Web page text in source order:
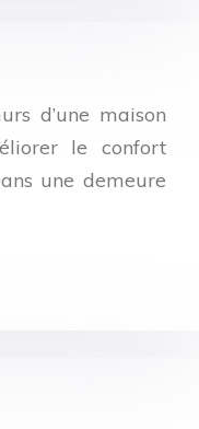
d’une maison
le confort
une demeure